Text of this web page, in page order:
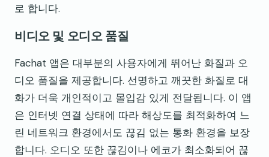
로 합니다.
비디오 및 오디오 품질
Fachat 앱은 대부분의 사용자에게 뛰어난 화질과 오
디오 품질을 제공합니다. 선명하고 깨끗한 화질로 대
화가 더욱 개인적이고 몰입감 있게 전달됩니다. 이 앱
은 인터넷 연결 상태에 따라 해상도를 최적화하여 느
린 네트워크 환경에서도 끊김 없는 통화 환경을 보장
합니다. 오디오 또한 끊김이나 에코가 최소화되어 끊